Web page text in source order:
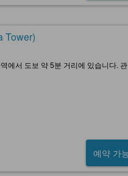
Tower)
에서 도보 약 5분 거리에 있습니다.
예약 가